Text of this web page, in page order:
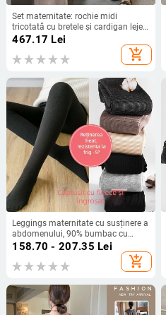
Set maternitate: rochie midi
tricotată cu bretele și cardigan lejer
cu șal pentru toamnă–iarna 2025
467.17 Lei
add_shopping_cart
Leggings maternitate cu susținere a
abdomenului, 90% bumbac cu
elastan, căptușeală fleece, grosime
de iarnă, talie înaltă, lungime
integrală
158.70 - 207.35 Lei
add_shopping_cart